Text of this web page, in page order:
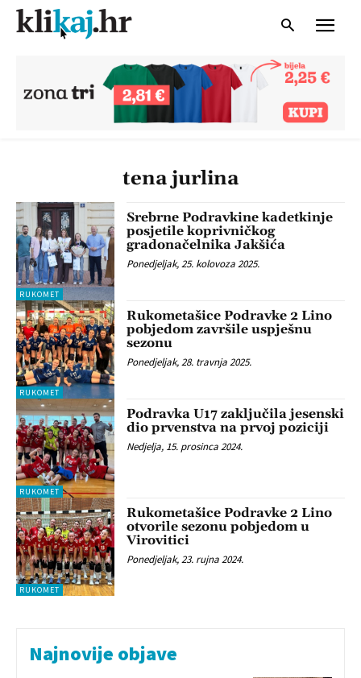
tena jurlina
RUKOMET
Srebrne Podravkine kadetkinje
posjetile koprivničkog
gradonačelnika Jakšića
Ponedjeljak, 25. kolovoza 2025.
RUKOMET
Rukometašice Podravke 2 Lino
pobjedom završile uspješnu
sezonu
Ponedjeljak, 28. travnja 2025.
RUKOMET
Podravka U17 zaključila jesenski
dio prvenstva na prvoj poziciji
Nedjelja, 15. prosinca 2024.
RUKOMET
Rukometašice Podravke 2 Lino
otvorile sezonu pobjedom u
Virovitici
Ponedjeljak, 23. rujna 2024.
Najnovije objave